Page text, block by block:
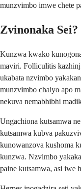
munzvimbo imwe chete
Zvinonaka Sei?
Kunzwa kwako
maviri. Folliculitis
ukabata nzvimbo
munzvimbo chaiyo apo
nekuva nemabhibhi
Ungachiona kutsamwa
kutsamwa kubva
kunowanzova kushoma
kunzwa. Nzvimbo
paine kutsamwa, asi iwe